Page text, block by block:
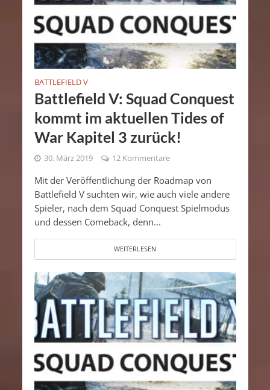
BATTLEFIELD V
Battlefield V: Squad Conquest
kommt im aktuellen Tides of
War Kapitel 3 zurück!
30. März 2019 12 Kommentare
Mit der Veröffentlichung der Roadmap von
Battlefield V suchten wir, wie auch viele andere
Spieler, nach dem Squad Conquest Spielmodus
und dessen Comeback, denn...
WEITERLESEN